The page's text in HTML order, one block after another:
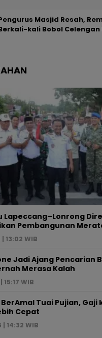
Masjid Resah,
kali Bobol Celengan
Lapeccang–Lonrong
Pembangunan
13:02 WIB
Jadi Ajang Pencarian
Merasa Kalah
15:17 WIB
Tuai Pujian, Gaji
Cepat
| 14:32 WIB